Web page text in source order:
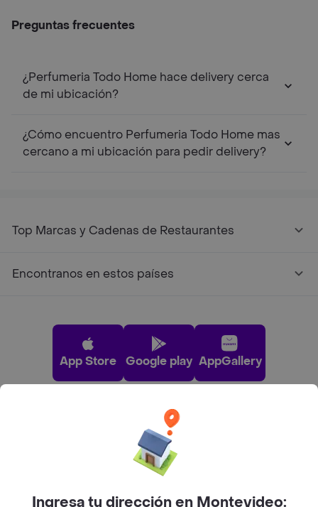
Preguntas frecuentes
¿Perfumeria Todo Home hace delivery cerca
de mi ubicación?
¿Cómo encuentro Perfumeria Todo Home mas
cercano a mi ubicación para pedir delivery?
Top Marcas y Cadenas de Restaurantes
Encontranos en estos países
App Store Google play AppGallery
Pide tu comida favorita cerca de ti
Ingresa tu dirección en Montevideo: